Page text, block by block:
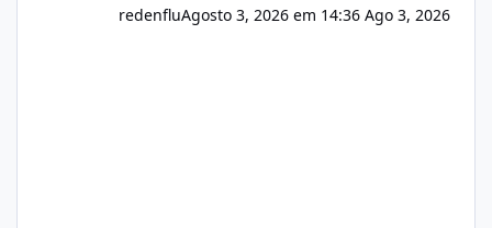
redenfluAgosto 3, 2026 em 14:36 Ago 3, 2026